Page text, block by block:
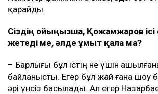
қарайды.
Сіздің ойыңызша, Қожамжаров ісі
жетеді ме, әлде ұмыт қала ма?
– Барлығы бұл істің не үшін
байланысты. Егер бұл жай ғана шоу
әрі үнсіз басылады. Ал егер